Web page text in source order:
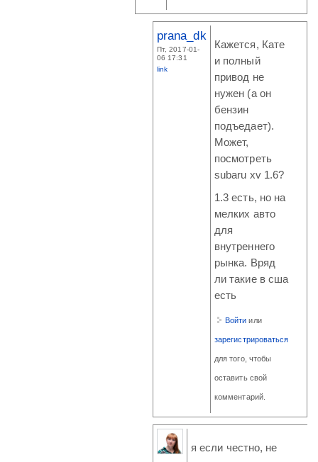
prana_dk
Пт, 2017-01-
06 17:31
link
Кажется, Кате
и полный
привод не
нужен (а он
бензин
подъедает).
Может,
посмотреть
subaru xv 1.6?
1.3 есть, но на
мелких авто
для
внутреннего
рынка. Вряд
ли такие в сша
есть
Войти или
зарегистрироваться
для того, чтобы
оставить свой
комментарий.
я если честно, не